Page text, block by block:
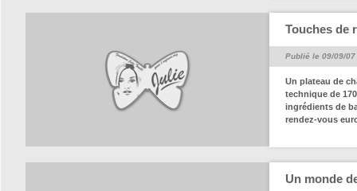
Touches de
Publié le 09/09/07
Un plateau de
technique de
ingrédients de
rendez-vous
Un monde